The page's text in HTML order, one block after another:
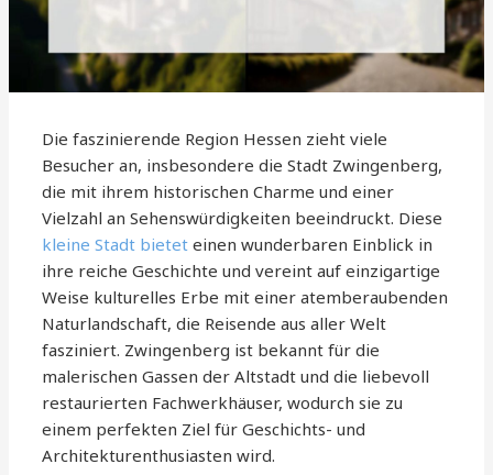
Die faszinierende Region Hessen zieht viele
Besucher an, insbesondere die Stadt Zwingenberg,
die mit ihrem historischen Charme und einer
Vielzahl an Sehenswürdigkeiten beeindruckt. Diese
kleine Stadt bietet einen wunderbaren Einblick in
ihre reiche Geschichte und vereint auf einzigartige
Weise kulturelles Erbe mit einer atemberaubenden
Naturlandschaft, die Reisende aus aller Welt
fasziniert. Zwingenberg ist bekannt für die
malerischen Gassen der Altstadt und die liebevoll
restaurierten Fachwerkhäuser, wodurch sie zu
einem perfekten Ziel für Geschichts- und
Architekturenthusiasten wird.